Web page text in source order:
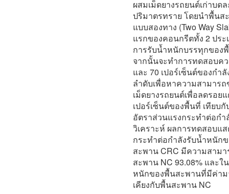
ผสมเม็ดยางรถยนต์เก่าบด
ปริมาตรทราย โดยนำพื้น
แบบสองทาง (Two Way
แรกของคอนกรีตทั้ง 2 ปร
การรับน้ำหนักบรรทุกของ
จากนั้นจะทำการทดสอบค
และ 70 เปอร์เซ็นต์ของกำ
ลำดับเพื่อหาความสามาร
เม็ดยางรถยนต์เพื่อลดรอย
เปอร์เซ็นต์ของพื้นที่ เทียบ
อัตราส่วนแรงกระทำต่อก
วิเคราะห์ ผลการทดสอบแ
กระทำต่อกำลังรับน้ำหนัก
สะพาน CRC มีความสาม
สะพาน NC 93.08% และ
หนักของพื้นสะพานที่มีค่าม
เคียงกับพื้นสะพาน NC